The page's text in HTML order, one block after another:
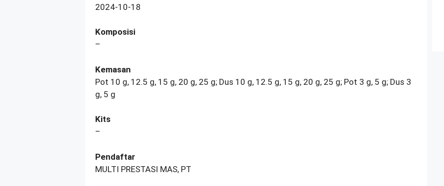
2024-10-18
Komposisi
–
Kemasan
Pot 10 g, 12.5 g, 15 g, 20 g, 25 g; Dus 10 g, 12.5 g, 15 g, 20 g, 25 g; Pot 3 g, 5 g; Dus 3
g, 5 g
Kits
–
Pendaftar
MULTI PRESTASI MAS, PT